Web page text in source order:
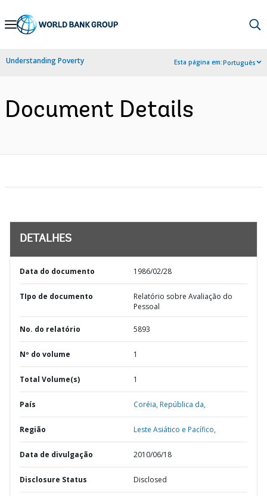
Skip
Navigation
Understanding Poverty Esta página em:Português
Document Details
DETALHES
Data do documento 1986/02/28
TIpo de documento
Relatório sobre Avaliação do
Pessoal
No. do relatório 5893
Nº do volume 1
Total Volume(s) 1
País Coréia,República da,
Região Leste Asiático e Pacífico,
Data de divulgação 2010/06/18
Disclosure Status Disclosed